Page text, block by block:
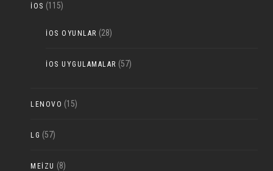
IOS (115)
IOS OYUNLAR (28)
IOS UYGULAMALAR (57)
LENOVO (15)
LG (57)
MEIZU (8)